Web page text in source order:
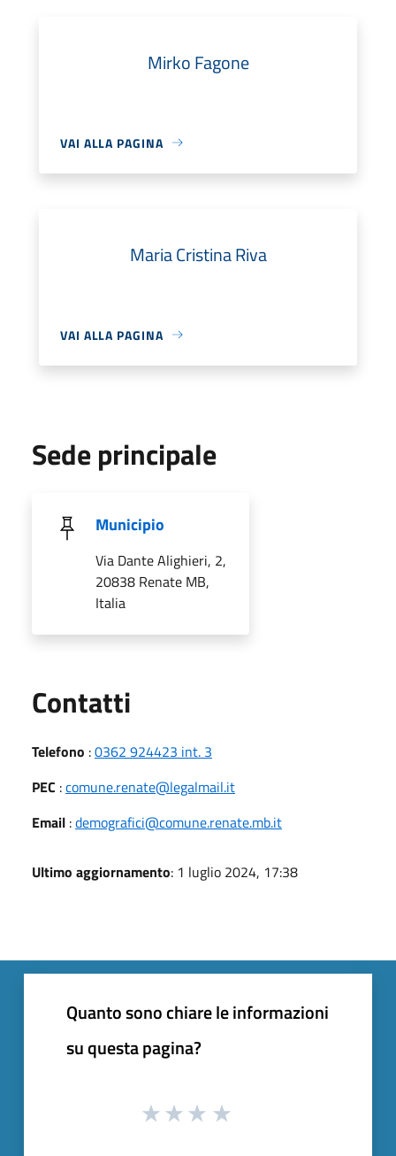
Mirko Fagone
VAI ALLA PAGINA
Maria Cristina Riva
VAI ALLA PAGINA
Sede principale
Municipio
Via Dante Alighieri, 2,
20838 Renate MB,
Italia
Contatti
Telefono :0362 924423 int. 3
PEC :comune.renate@legalmail.it
Email :demografici@comune.renate.mb.it
Ultimo aggiornamento: 1 luglio 2024, 17:38
Quanto sono chiare le informazioni
su questa pagina?